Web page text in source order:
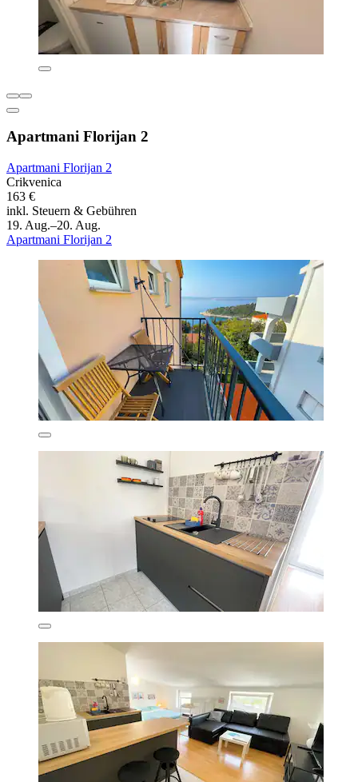
Apartmani Florijan 2
Apartmani Florijan 2
Crikvenica
163 €
inkl. Steuern & Gebühren
19. Aug.–20. Aug.
Apartmani Florijan 2